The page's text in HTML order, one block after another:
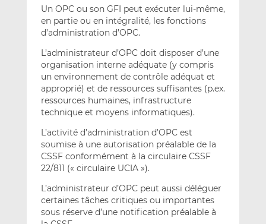
Un OPC ou son GFI peut exécuter lui-même,
en partie ou en intégralité, les fonctions
d’administration d’OPC.
L’administrateur d’OPC doit disposer d’une
organisation interne adéquate (y compris
un environnement de contrôle adéquat et
approprié) et de ressources suffisantes (p.ex.
ressources humaines, infrastructure
technique et moyens informatiques).
L’activité d’administration d’OPC est
soumise à une autorisation préalable de la
CSSF conformément à la circulaire CSSF
22/811 (« circulaire UCIA »).
L’administrateur d’OPC peut aussi déléguer
certaines tâches critiques ou importantes
sous réserve d’une notification préalable à